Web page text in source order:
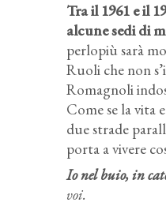
Tra il 1961 e il
alcune sedi di
perlopiù sarà
Ruoli che non
Romagnoli
Come se la vita
due strade
porta a vivere
Io nel buio, in
voi.